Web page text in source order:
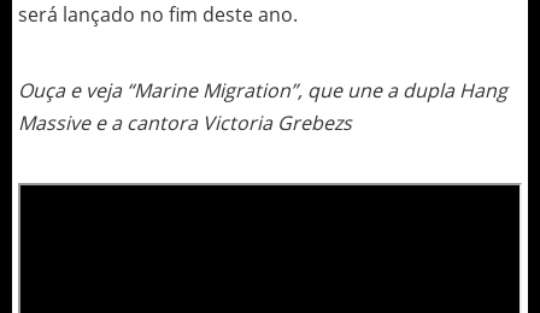
será lançado no fim deste ano.
Ouça e veja “Marine Migration”, que une a dupla Hang
Massive e a cantora Victoria Grebezs